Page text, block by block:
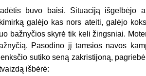
buvo baisi. Situaciją išgelbėjo
galėjo kas nors ateiti, galėjo
bažnyčios skyrė tik keli žingsniai.
Pasodino jį tamsios navos
sutiko seną zakristijoną,
išbėrė: